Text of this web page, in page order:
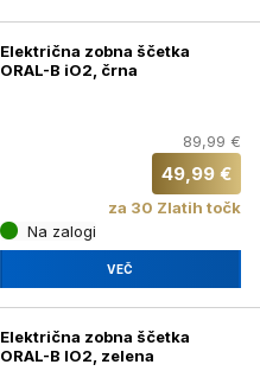
Električna zobna ščetka
ORAL-B iO2, črna
89,99 €
49,99 €
za 30 Zlatih točk
Na zalogi
VEČ
Električna zobna ščetka
ORAL-B IO2, zelena